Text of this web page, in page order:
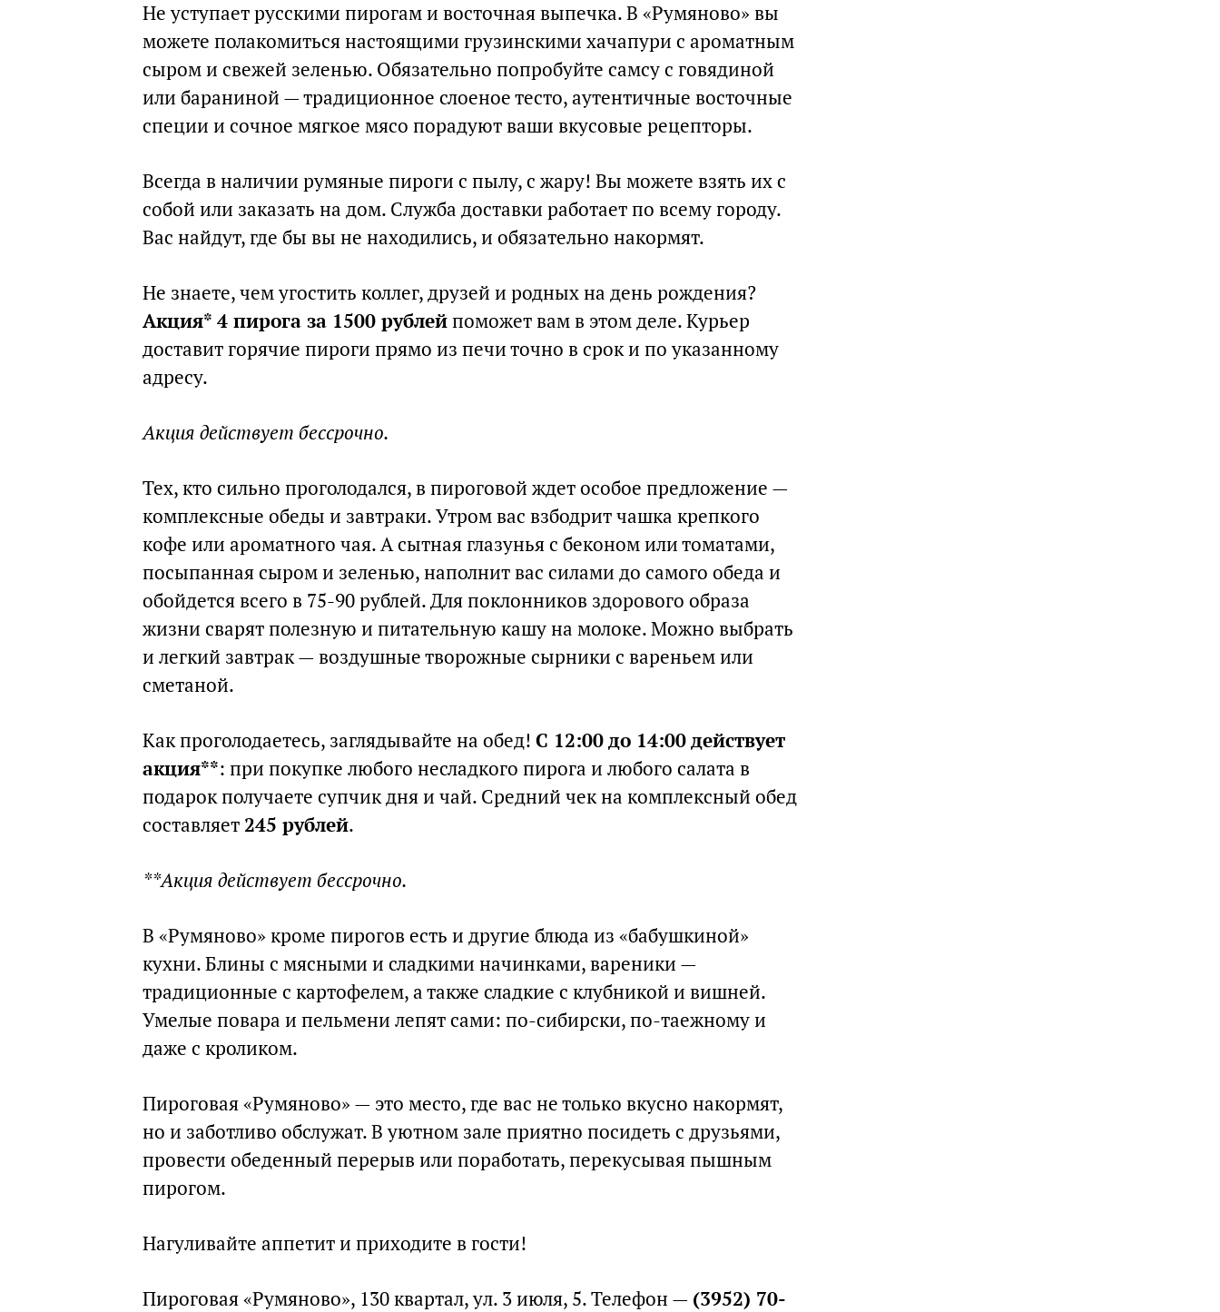
Не уступает русскими пирогам и восточная выпечка. В «Румяново» вы
можете полакомиться настоящими грузинскими хачапури с ароматным
сыром и свежей зеленью. Обязательно попробуйте самсу с говядиной
или бараниной — традиционное слоеное тесто, аутентичные восточные
специи и сочное мягкое мясо порадуют ваши вкусовые рецепторы.
Всегда в наличии румяные пироги с пылу, с жару! Вы можете взять их с
собой или заказать на дом. Служба доставки работает по всему городу.
Вас найдут, где бы вы не находились, и обязательно накормят.
Не знаете, чем угостить коллег, друзей и родных на день рождения?
Акция* 4 пирога за 1500 рублейпоможет вам в этом деле. Курьер
доставит горячие пироги прямо из печи точно в срок и по указанному
адресу.
Акция действует бессрочно.
Тех, кто сильно проголодался, в пироговой ждет особое предложение —
комплексные обеды и завтраки. Утром вас взбодрит чашка крепкого
кофе или ароматного чая. А сытная глазунья с беконом или томатами,
посыпанная сыром и зеленью, наполнит вас силами до самого обеда и
обойдется всего в 75-90 рублей. Для поклонников здорового образа
жизни сварят полезную и питательную кашу на молоке. Можно выбрать
и легкий завтрак — воздушные творожные сырники с вареньем или
сметаной.
Как проголодаетесь, заглядывайте на обед! С 12:00 до 14:00 действует
акция**: при покупке любого несладкого пирога и любого салата в
подарок получаете супчик дня и чай. Средний чек на комплексный обед
составляет245 рублей.
**Акция действует бессрочно.
В «Румяново» кроме пирогов есть и другие блюда из «бабушкиной»
кухни. Блины с мясными и сладкими начинками, вареники —
традиционные с картофелем, а также сладкие с клубникой и вишней.
Умелые повара и пельмени лепят сами: по-сибирски, по-таежному и
даже с кроликом.
Пироговая «Румяново» — это место, где вас не только вкусно накормят,
но и заботливо обслужат. В уютном зале приятно посидеть с друзьями,
провести обеденный перерыв или поработать, перекусывая пышным
пирогом.
Нагуливайте аппетит и приходите в гости!
Пироговая «Румяново», 130 квартал, ул. 3 июля, 5. Телефон — (3952) 70-